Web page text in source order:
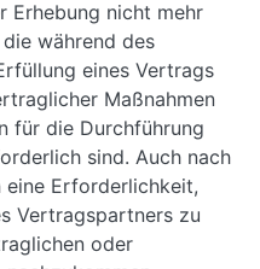
Erhebung nicht mehr
während des
eines Vertrags
Maßnahmen
für die Durchführung
sind. Auch nach
eine Erforderlichkeit,
Vertragspartners zu
oder